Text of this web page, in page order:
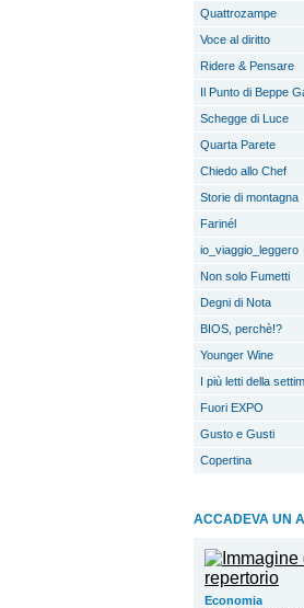
Quattrozampe
Voce al diritto
Ridere & Pensare
Il Punto di Beppe
Schegge di Luce
Quarta Parete
Chiedo allo Chef
Storie di montagna
Farinél
io_viaggio_leggero
Non solo Fumetti
Degni di Nota
BIOS, perchè!?
Younger Wine
I più letti della
Fuori EXPO
Gusto e Gusti
Copertina
ACCADEVA UN
Economia